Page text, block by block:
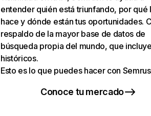
entender quién está triunfando, por qué
hace y dónde están tus oportunidades.
respaldo de la mayor base de datos de
búsqueda propia del mundo, que
históricos.
Esto es lo que puedes hacer con
Conoce tu mercado